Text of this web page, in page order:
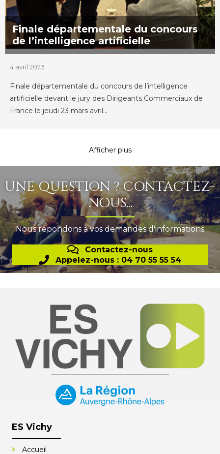
Finale départementale du concours
de l’intelligence artificielle
4 avril 2023
Finale départementale du concours de l’intelligence
artificielle devant le jury des Dirigeants Commerciaux de
France le jeudi 23 mars avril...
Afficher plus
UNE QUESTION ? CONTACTEZ-
NOUS...
Nous répondons à vos demandes d'informations
Contactez-nous
Appelez-nous : 04 70 55 55 54
ES Vichy
Accueil